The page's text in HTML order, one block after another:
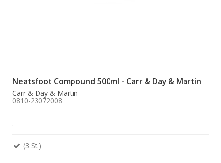
Neatsfoot Compound 500ml - Carr & Day & Martin
Carr & Day & Martin
0810-23072008
.
(3 St.)